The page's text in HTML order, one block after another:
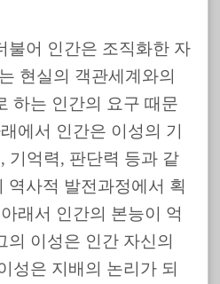
불어 인간은 조직화한 자
현실의 객관세계와의
하는 인간의 요구 때문
에서 인간은 이성의 기
기억력, 판단력 등과 같
역사적 발전과정에서 획
래서 인간의 본능이 억
의 이성은 인간 자신의
성은 지배의 논리가 되